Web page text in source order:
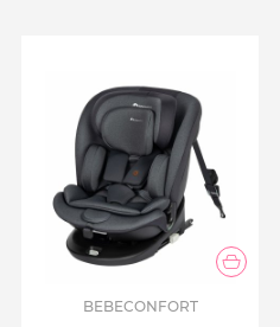
BEBECONFORT